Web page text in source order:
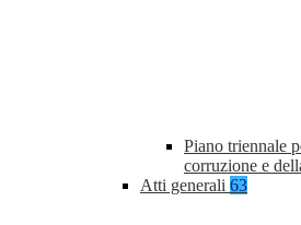
Piano triennale
corruzione e
Atti generali 63